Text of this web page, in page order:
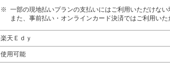
一部の現地払いプランの支払いにはご利用いただけない
また、事前払い・オンラインカード決済ではご利用い
楽天Ｅｄｙ
使用可能